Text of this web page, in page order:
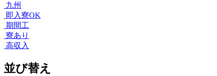
九州
即入寮OK
期間工
寮あり
高収入
並び替え